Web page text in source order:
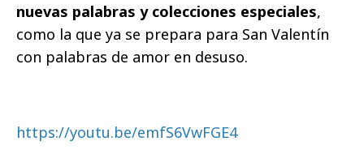
nuevas palabras y colecciones especiales,
como la que ya se prepara para San Valentín
con palabras de amor en desuso.
https://youtu.be/emfS6VwFGE4